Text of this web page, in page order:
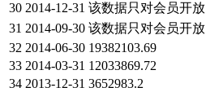
30 2014-12-31 该数据只对会员开放
31 2014-09-30 该数据只对会员开放
32 2014-06-30 19382103.69
33 2014-03-31 12033869.72
34 2013-12-31 3652983.2